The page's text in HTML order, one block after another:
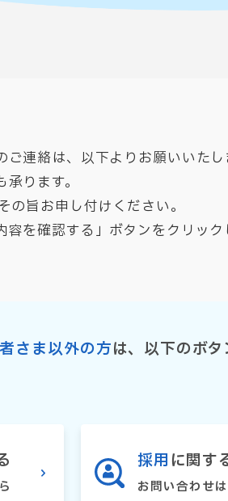
連絡は、以下よりお願いいたし
ります。
旨お申し付けください。​
を確認する」ボタンをクリック
さま以外の方は、以下のボ
採用に関す
お問い合わせ